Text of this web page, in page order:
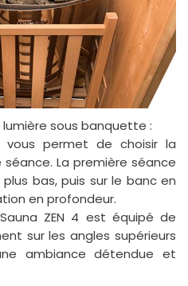
sous banquette :
vous permet de choisir la
La première séance
bas, puis sur le banc en
en profondeur.
ZEN 4 est équipé de
sur les angles supérieurs
ambiance détendue et